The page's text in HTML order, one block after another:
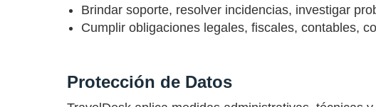
Brindar soporte, resolver incidencias, investigar
Cumplir obligaciones legales, fiscales, contables,
Protección de Datos